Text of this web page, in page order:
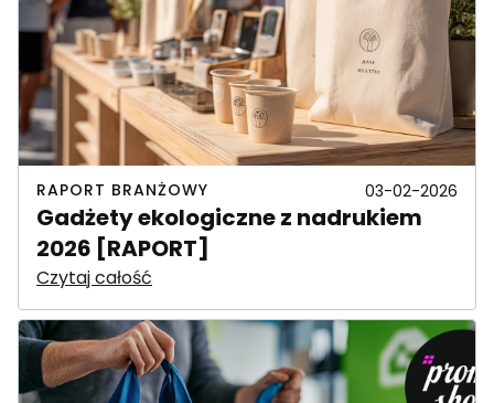
RAPORT BRANŻOWY 03-02-2026
Gadżety ekologiczne z nadrukiem
2026 [RAPORT]
Czytaj całość